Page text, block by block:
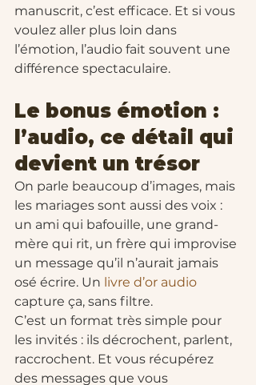
manuscrit, c’est efficace. Et si vous
voulez aller plus loin dans
l’émotion, l’audio fait souvent une
différence spectaculaire.
Le bonus émotion :
l’audio, ce détail qui
devient un trésor
On parle beaucoup d’images, mais
les mariages sont aussi des voix :
un ami qui bafouille, une grand-
mère qui rit, un frère qui improvise
un message qu’il n’aurait jamais
osé écrire. Un livre d’or audio
capture ça, sans filtre.
C’est un format très simple pour
les invités : ils décrochent, parlent,
raccrochent. Et vous récupérez
des messages que vous